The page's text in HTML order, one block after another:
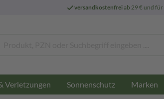
versandkostenfreiab 29 € und für
Verletzungen Sonnenschutz Marken